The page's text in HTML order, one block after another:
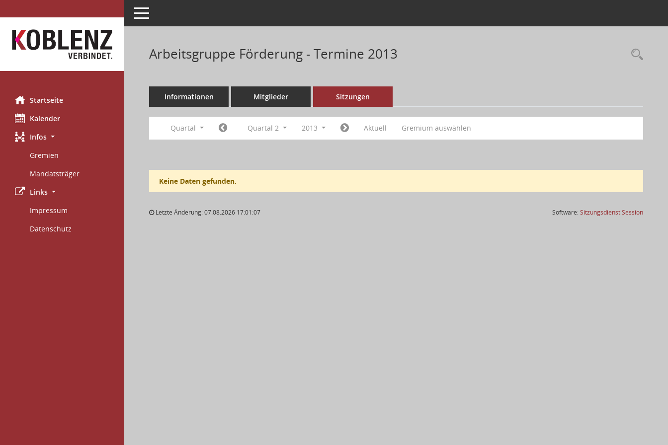
Startseite
Kalender
Infos
Gremien
Mandatsträger
Links
Impressum
Datenschutz
Toggle navigation
Arbeitsgruppe Förderung - Termine 2013
Informationen Mitglieder Sitzungen
Quartal Quartal 2 2013 Aktuell Gremium auswählen
Keine Daten gefunden.
Letzte Änderung: 07.08.2026 17:01:07 Software:SitzungsdienstSession(Wird in